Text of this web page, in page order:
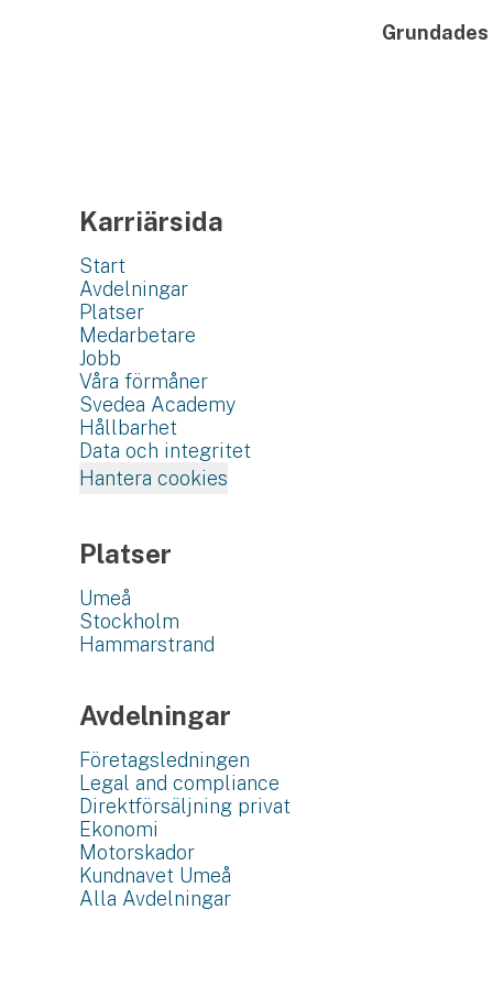
Grundades
Karriärsida
Start
Avdelningar
Platser
Medarbetare
Jobb
Våra förmåner
Svedea Academy
Hållbarhet
Data och integritet
Hantera cookies
Platser
Umeå
Stockholm
Hammarstrand
Avdelningar
Företagsledningen
Legal and compliance
Direktförsäljning privat
Ekonomi
Motorskador
Kundnavet Umeå
Alla Avdelningar